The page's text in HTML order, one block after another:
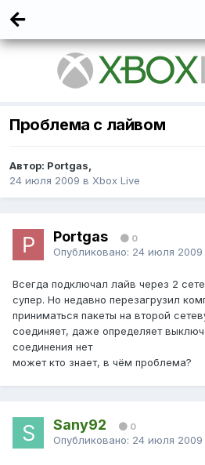
Проблема с лайвом
Автор: Portgas,
24 июля 2009 в Xbox Live
Portgas 0
Опубликовано: 24 июля 2009
Всегда подключал лайв через 2
супер. Но недавно перезагрузил
приниматься пакеты на второй
соединяет, даже определяет
соединения нет
может кто знает, в чём проблема?
Sany92 0
Опубликовано: 24 июля 2009